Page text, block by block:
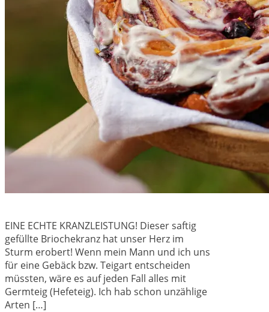
EINE ECHTE KRANZLEISTUNG! Dieser saftig
gefüllte Briochekranz hat unser Herz im
Sturm erobert! Wenn mein Mann und ich uns
für eine Gebäck bzw. Teigart entscheiden
müssten, wäre es auf jeden Fall alles mit
Germteig (Hefeteig). Ich hab schon unzählige
Arten […]